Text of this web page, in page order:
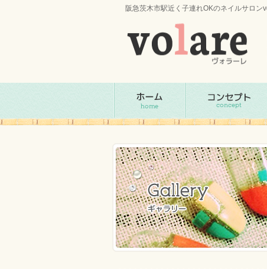
阪急茨木市駅近く子連れOKのネイルサロン